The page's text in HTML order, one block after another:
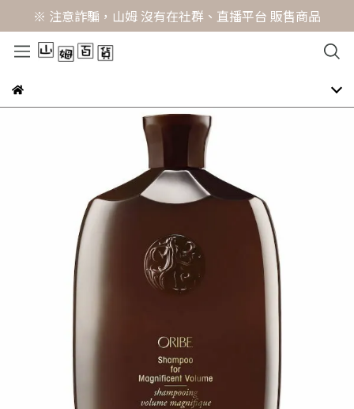
※ 注意詐騙，山姆 沒有在社群、直播平台 販售商品